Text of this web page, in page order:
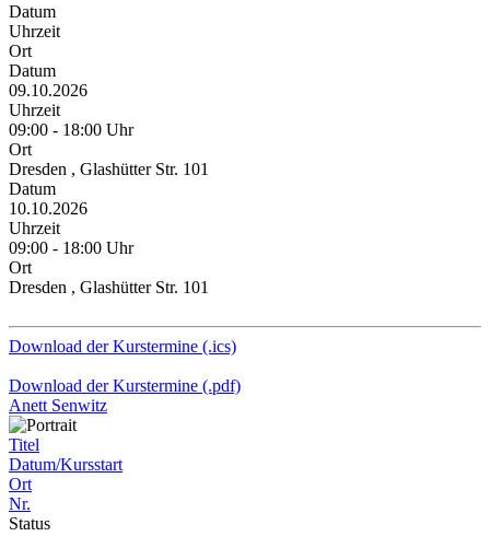
Datum
Uhrzeit
Ort
Datum
09.10.2026
Uhrzeit
09:00 - 18:00 Uhr
Ort
Dresden , Glashütter Str. 101
Datum
10.10.2026
Uhrzeit
09:00 - 18:00 Uhr
Ort
Dresden , Glashütter Str. 101
Download der Kurstermine (.ics)
Download der Kurstermine (.pdf)
Anett Senwitz
Titel
Datum/Kursstart
Ort
Nr.
Status